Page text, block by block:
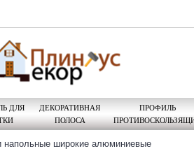
ДЛЯ
ДЕКОРАТИВНАЯ
ПОЛОСА
ПРОФИЛЬ
напольные широкие алюминиевые